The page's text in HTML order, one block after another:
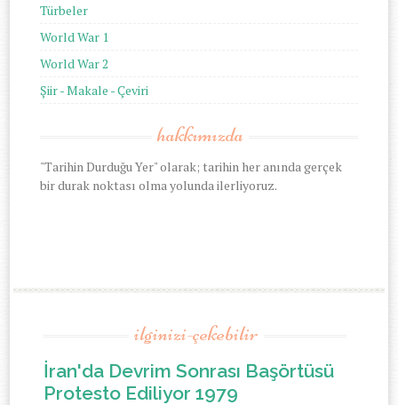
Türbeler
World War 1
World War 2
Şiir - Makale - Çeviri
hakkımızda
"Tarihin Durduğu Yer" olarak; tarihin her anında gerçek
bir durak noktası olma yolunda ilerliyoruz.
ilginizi-çekebilir
İran'da Devrim Sonrası Başörtüsü
Protesto Ediliyor 1979